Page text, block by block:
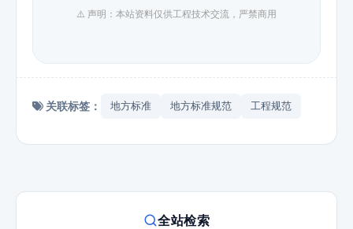
⚠️ 声明：本站资料仅供工程技术交流，严禁商用
关联标签： 地方标准 地方标准规范 工程规范
全站检索